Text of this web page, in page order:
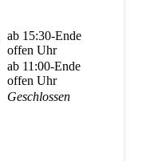
ab 15:30-Ende
offen Uhr
ab 11:00-Ende
offen Uhr
Geschlossen